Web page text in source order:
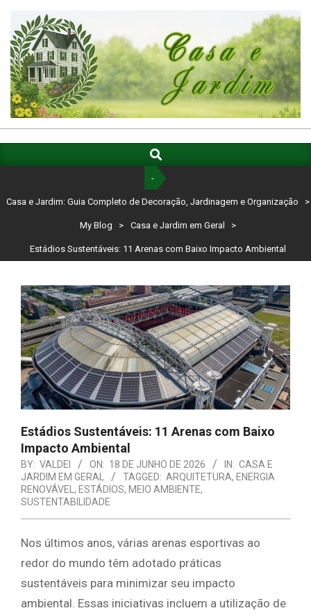
content
CASA
E
GUIA
COMPLETO
DE
JARDINAGEM
E
ORGANIZAÇÃO
Navigation
Search
-
Casa e Jardim: Guia Completo de Decoração, Jardinagem e Organização >
My Blog > Casa e Jardim em Geral >
Estádios Sustentáveis: 11 Arenas com Baixo Impacto Ambiental
Estádios Sustentáveis: 11 Arenas com Baixo
Impacto Ambiental
BY: VALDEI ON: 18 DE JUNHO DE 2026 IN: CASA E
JARDIM EM GERAL
TAGGED: ARQUITETURA, ENERGIA
RENOVÁVEL, ESTÁDIOS, MEIO AMBIENTE,
SUSTENTABILIDADE
Nos últimos anos, várias arenas esportivas ao
redor do mundo têm adotado práticas
sustentáveis para minimizar seu impacto
ambiental. Essas iniciativas incluem a utilização de